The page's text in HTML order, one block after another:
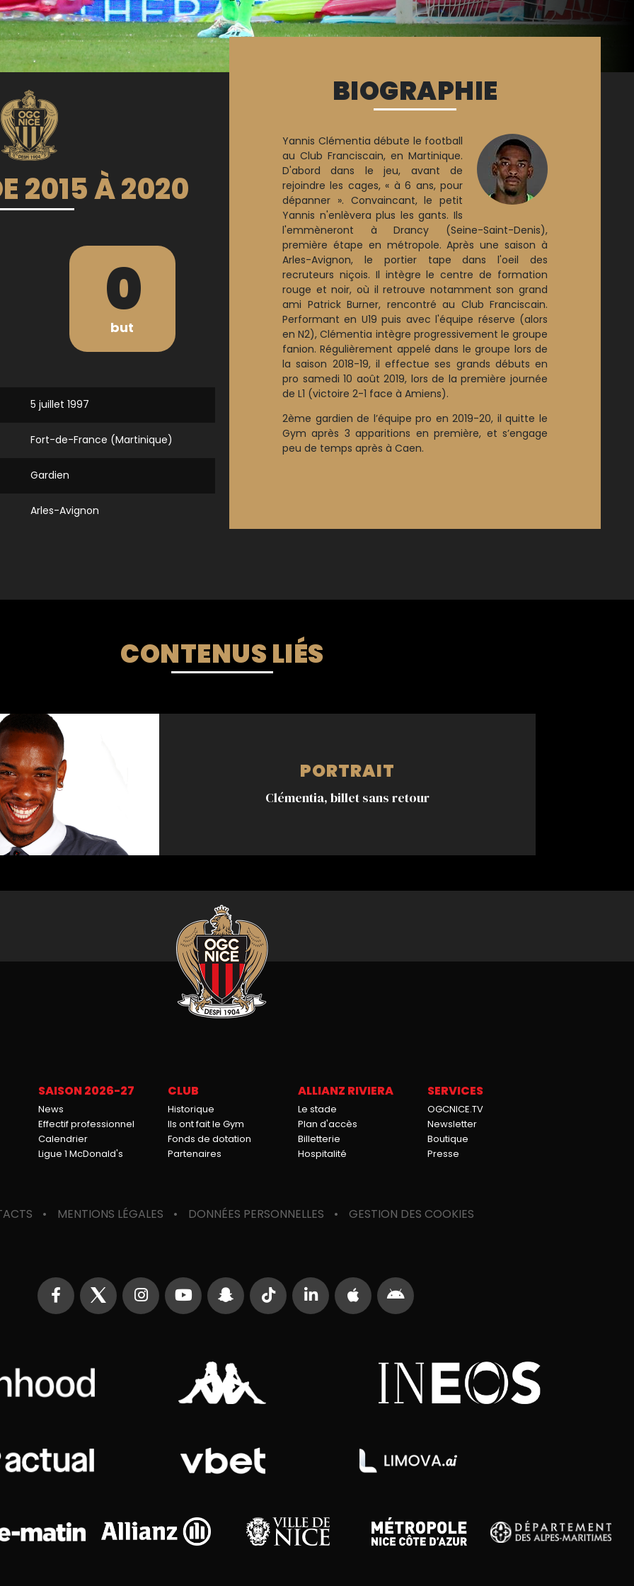
2015 À 2020
0
but
5 juillet 1997
Fort-de-France (Martinique)
Gardien
Arles-Avignon
BIOGRAPHIE
Yannis Clémentia débute le football
au Club Franciscain, en Martinique.
D'abord dans le jeu, avant de
rejoindre les cages, « à 6 ans, pour
dépanner ». Convaincant, le petit
Yannis n'enlèvera plus les gants. Ils
l'emmèneront à Drancy (Seine-Saint-Denis),
première étape en métropole. Après une saison à
Arles-Avignon, le portier tape dans l'oeil des
recruteurs niçois. Il intègre le centre de formation
rouge et noir, où il retrouve notamment son grand
ami Patrick Burner, rencontré au Club Franciscain.
Performant en U19 puis avec l'équipe réserve (alors
en N2), Clémentia intègre progressivement le groupe
fanion. Régulièrement appelé dans le groupe lors de
la saison 2018-19, il effectue ses grands débuts en
pro samedi 10 août 2019, lors de la première journée
de L1 (victoire 2-1 face à Amiens).
2ème gardien de l’équipe pro en 2019-20, il quitte le
Gym après 3 apparitions en première, et s’engage
peu de temps après à Caen.
CONTENUS LIÉS
PORTRAIT
Clémentia, billet sans retour
SAISON 2026-27
News
Effectif professionnel
Calendrier
Ligue 1 McDonald's
CLUB
Historique
Ils ont fait le Gym
Fonds de dotation
Partenaires
ALLIANZ RIVIERA
Le stade
Plan d'accès
Billetterie
Hospitalité
SERVICES
OGCNICE.TV
Newsletter
Boutique
Presse
MENTIONS LÉGALES DONNÉES PERSONNELLES GESTION DES COOKIES